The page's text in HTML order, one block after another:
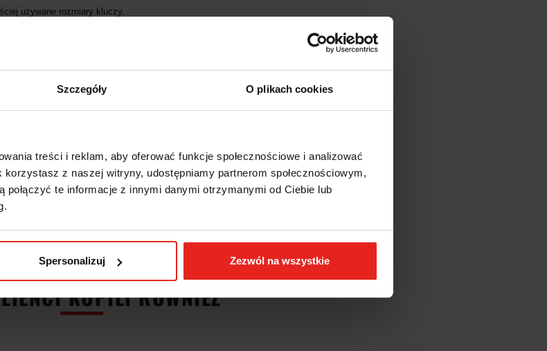
Szczegóły O plikach cookies
treści i reklam, aby oferować funkcje społecznościowe i analizować
z naszej witryny, udostępniamy partnerom społecznościowym,
te informacje z innymi danymi otrzymanymi od Ciebie lub
Spersonalizuj Zezwól na wszystkie
używane rozmiary kluczy.
B, ISO 3318, ISO 7738.
wału, z profilem UD.
10, 11, 12, 13, 14, 15, 16, 17, 18, 19, 20, 21, 22.
KUPILI RÓWNIEŻ